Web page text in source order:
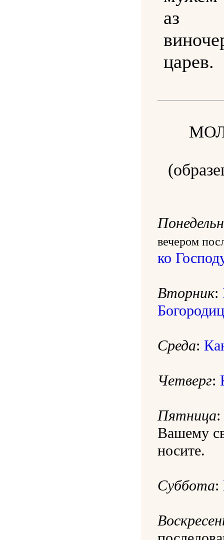
аз
царев.
вечером
ко
Вторник:
Среда:
Четверг:
Пятница
Вашему
носите.
Суббота: